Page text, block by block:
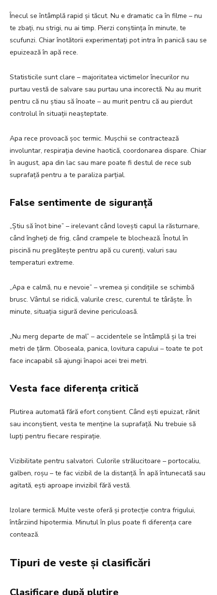
Înecul se întâmplă rapid și tăcut. Nu e dramatic ca în filme – nu
te zbați, nu strigi, nu ai timp. Pierzi conștiința în minute, te
scufunzi. Chiar înotătorii experimentați pot intra în panică sau se
epuizează în apă rece.
Statisticile sunt clare – majoritatea victimelor înecurilor nu
purtau vestă de salvare sau purtau una incorectă. Nu au murit
pentru că nu știau să înoate – au murit pentru că au pierdut
controlul în situații neașteptate.
Apa rece provoacă șoc termic. Mușchii se contractează
involuntar, respirația devine haotică, coordonarea dispare. Chiar
în august, apa din lac sau mare poate fi destul de rece sub
suprafață pentru a te paraliza parțial.
False sentimente de siguranță
„Știu să înot bine” – irelevant când lovești capul la răsturnare,
când îngheți de frig, când crampele te blochează. Înotul în
piscină nu pregătește pentru apă cu curenți, valuri sau
temperaturi extreme.
„Apa e calmă, nu e nevoie” – vremea și condițiile se schimbă
brusc. Vântul se ridică, valurile cresc, curentul te târăște. În
minute, situația sigură devine periculoasă.
„Nu merg departe de mal” – accidentele se întâmplă și la trei
metri de țărm. Oboseala, panica, lovitura capului – toate te pot
face incapabil să ajungi înapoi acei trei metri.
Vesta face diferența critică
Plutirea automată fără efort conștient. Când ești epuizat, rănit
sau inconștient, vesta te menține la suprafață. Nu trebuie să
lupți pentru fiecare respirație.
Vizibilitate pentru salvatori. Culorile strălucitoare – portocaliu,
galben, roșu – te fac vizibil de la distanță. În apă întunecată sau
agitată, ești aproape invizibil fără vestă.
Izolare termică. Multe veste oferă și protecție contra frigului,
întârziind hipotermia. Minutul în plus poate fi diferența care
contează.
Tipuri de veste și clasificări